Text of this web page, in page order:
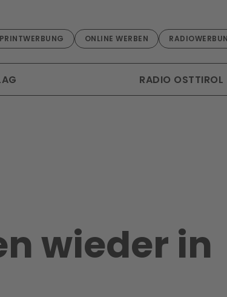
PRINTWERBUNG ONLINE WERBEN
RADIO OSTTIROL
wieder in